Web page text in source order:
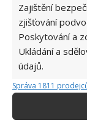
Zajištění
zjišťování
Poskytování a
Ukládání a
údajů.
Správa 1811
i